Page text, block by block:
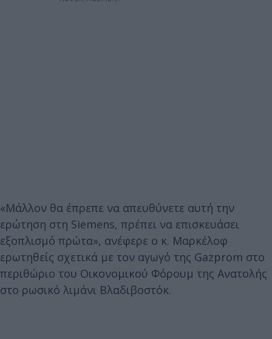
«Μάλλον θα έπρεπε να απευθύνετε αυτή την
ερώτηση στη Siemens, πρέπει να επισκευάσει
εξοπλισμό πρώτα», ανέφερε ο κ. Μαρκέλοφ
ερωτηθείς σχετικά με τον αγωγό της Gazprom στο
περιθώριο του Οικονομικού Φόρουμ της Ανατολής
στο ρωσικό λιμάνι Βλαδιβοστόκ.